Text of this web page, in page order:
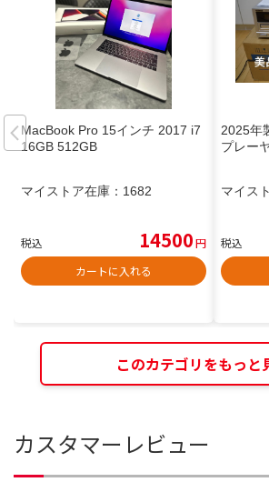
MacBook Pro 15インチ 2017 i7
16GB 512GB
マイストア在庫： 1682
税込 14500円
カートに入れる
2025年
プレー
マイス
税込
このカテゴリをもっと
カスタマーレビュー